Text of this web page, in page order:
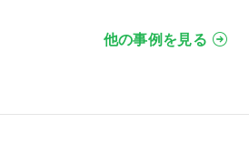
他の事例を見る